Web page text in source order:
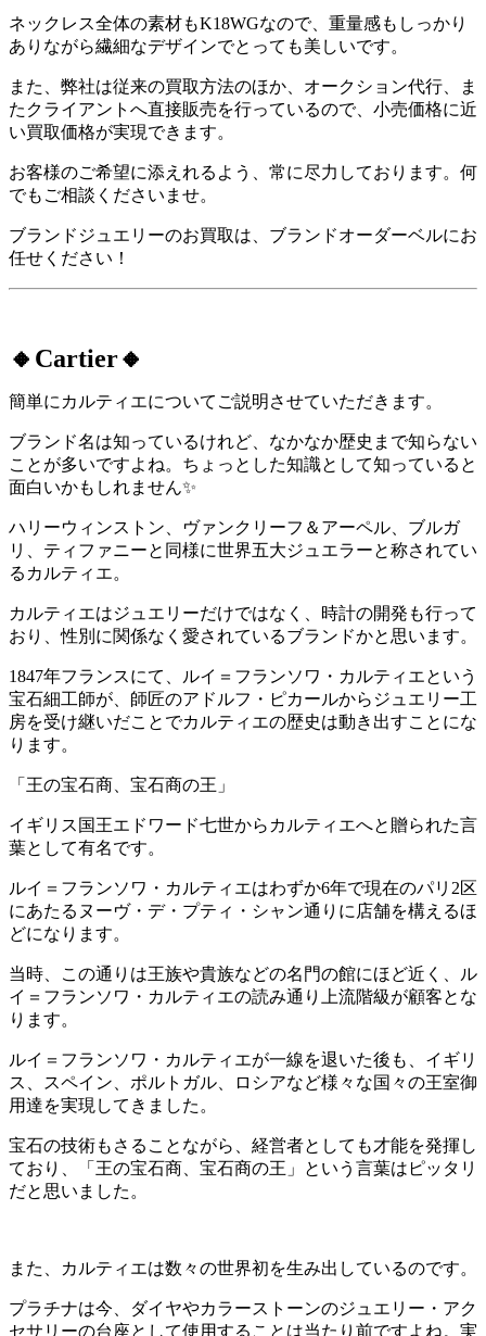
ネックレス全体の素材もK18WGなので、重量感もしっかり
ありながら繊細なデザインでとっても美しいです。
また、弊社は従来の買取方法のほか、オークション代行、ま
たクライアントへ直接販売を行っているので、小売価格に近
い買取価格が実現できます。
お客様のご希望に添えれるよう、常に尽力しております。何
でもご相談くださいませ。
ブランドジュエリーのお買取は、ブランドオーダーベルにお
任せください！
🔸Cartier🔸
簡単にカルティエについてご説明させていただきます。
ブランド名は知っているけれど、なかなか歴史まで知らない
ことが多いですよね。ちょっとした知識として知っていると
面白いかもしれません✨
ハリーウィンストン、ヴァンクリーフ＆アーペル、ブルガ
リ、ティファニーと同様に世界五大ジュエラーと称されてい
るカルティエ。
カルティエはジュエリーだけではなく、時計の開発も行って
おり、性別に関係なく愛されているブランドかと思います。
1847年フランスにて、ルイ＝フランソワ・カルティエという
宝石細工師が、師匠のアドルフ・ピカールからジュエリー工
房を受け継いだことでカルティエの歴史は動き出すことにな
ります。
「王の宝石商、宝石商の王」
イギリス国王エドワード七世からカルティエへと贈られた言
葉として有名です。
ルイ＝フランソワ・カルティエはわずか6年で現在のパリ2区
にあたるヌーヴ・デ・プティ・シャン通りに店舗を構えるほ
どになります。
当時、この通りは王族や貴族などの名門の館にほど近く、ル
イ＝フランソワ・カルティエの読み通り上流階級が顧客とな
ります。
ルイ＝フランソワ・カルティエが一線を退いた後も、イギリ
ス、スペイン、ポルトガル、ロシアなど様々な国々の王室御
用達を実現してきました。
宝石の技術もさることながら、経営者としても才能を発揮し
ており、「王の宝石商、宝石商の王」という言葉はピッタリ
だと思いました。
また、カルティエは数々の世界初を生み出しているのです。
プラチナは今、ダイヤやカラーストーンのジュエリー・アク
セサリーの台座として使用することは当たり前ですよね。実